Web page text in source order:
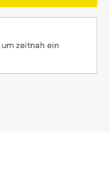
um zeitnah ein